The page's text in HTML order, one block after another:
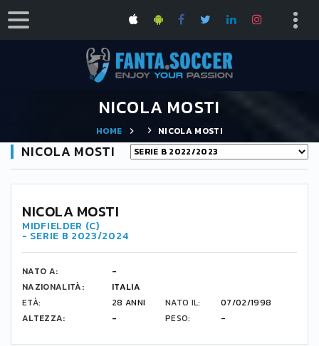
NICOLA MOSTI
HOME NICOLA MOSTI
NICOLA MOSTI
NICOLA MOSTI
MIDFIELDER (C)
- SERIE B 2023/2024
NATO A:
-
NAZIONALITÀ:
ITALIA
ETÀ:
28 ANNI NATO IL:
07/02/1998
ALTEZZA:
- PESO: -